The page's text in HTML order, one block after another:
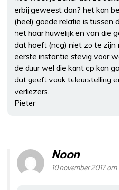
erbij geweest dan? het kan
(heel) goede relatie is tussen
het haar huwelijk en van die
dat hoeft (nog) niet zo te zijn
eerste instantie stevig voor
de duur wel die kant op kan
dat geeft vaak teleurstelling
verliezers.
Pieter
Noon
10 november 2017 om